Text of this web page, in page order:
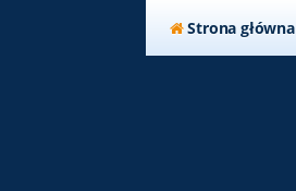
Strona główna